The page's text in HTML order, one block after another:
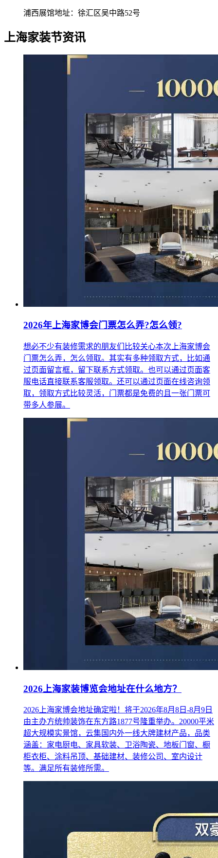
浦西展馆地址：徐汇区吴中路52号
上海家装节资讯
2026年上海家博会门票怎么弄?怎么领?
想必不少有装修需求的朋友们比较关心本次上海家博会
门票怎么弄，怎么领取。其实有多种领取方式，比如通
过页面留言框，留下联系方式领取。也可以通过页面客
服电话直接联系客服领取。还可以通过页面在线咨询领
取，领取方式比较灵活，门票都是免费的且一张门票可
带多人参展。
2026上海家装博览会地址在什么地方？
2026上海家博会地址确定啦！将于2026年8月8日-8月9日
由主办方统帅装饰在东方路1877号隆重举办。20000平米
超大规模实景馆，云集国内外一线大牌建材产品，品类
涵盖：家电厨电、家具软装、卫浴陶瓷、地板门窗、橱
柜衣柜、涂料吊顶、基础建材、装修公司、室内设计
等。满足所有装修所需。